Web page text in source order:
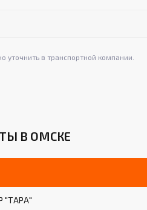
в транспортной компании.
В ОМСКЕ
"ТАРА"